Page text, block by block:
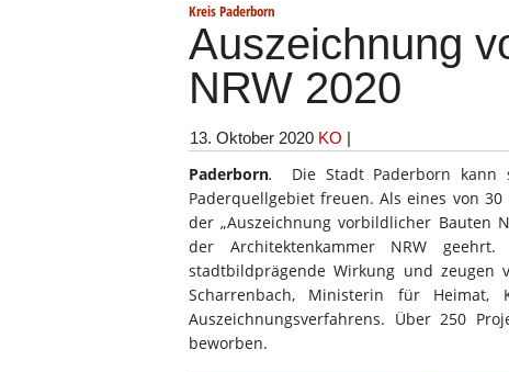
Kreis Paderborn
Auszeichnung
NRW 2020
13. Oktober 2020 KO |
Paderborn. Die Stadt Paderborn
Paderquellgebiet freuen. Als eines von
der „Auszeichnung vorbildlicher Bauten
der Architektenkammer NRW
stadtbildprägende Wirkung und
Scharrenbach, Ministerin für Heimat,
Auszeichnungsverfahrens. Über 250
beworben.